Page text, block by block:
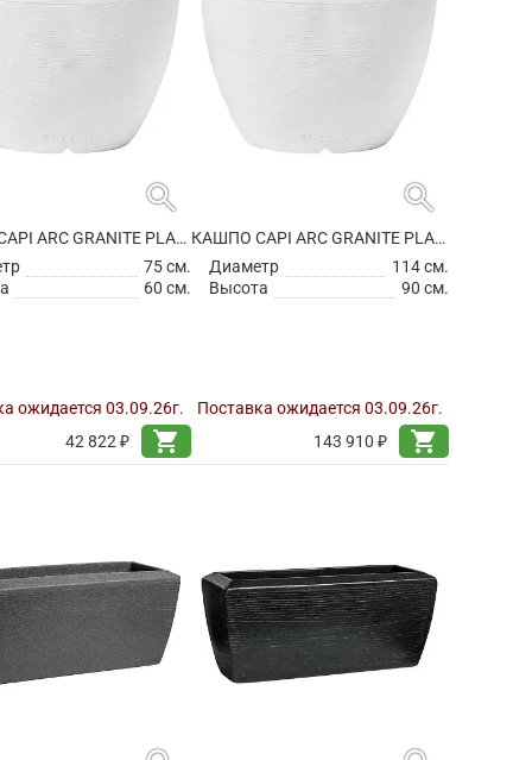
search
КАШПО CAPI ARC GRANITE PLANTER BALL WHITE
75 см.
60 см.
ожидается 03.09.26г.
42 822 ₽
shopping_cart
search
КАШПО CAPI ARC GRANITE PLANTER BALL WHITE
Диаметр
114 см.
Высота
90 см.
Поставка ожидается 03.09.26г.
143 910 ₽
shopping_cart